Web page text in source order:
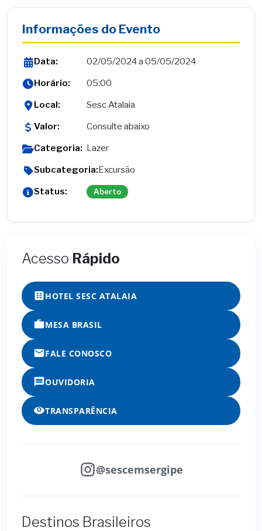
Informações do Evento
Data:
02/05/2024 a 05/05/2024
Horário:
05:00
Local:
Sesc Atalaia
Valor:
Consulte abaixo
Categoria: Lazer
Subcategoria:Excursão
Status:
Aberto
Acesso Rápido
HOTEL SESC ATALAIA
MESA BRASIL
FALE CONOSCO
OUVIDORIA
TRANSPARÊNCIA
@sescemsergipe
Destinos Brasileiros